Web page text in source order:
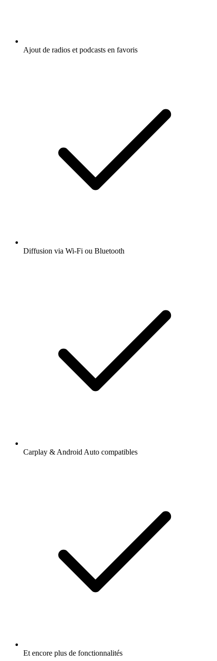
Ajout de radios et podcasts en favoris
Diffusion via Wi-Fi ou Bluetooth
Carplay & Android Auto compatibles
Et encore plus de fonctionnalités